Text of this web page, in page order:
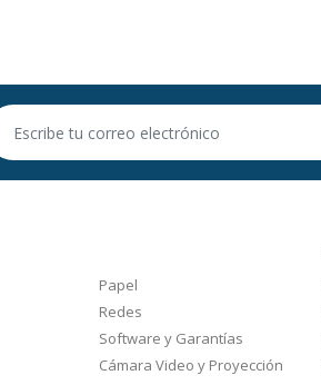
Papel
Redes
Software y Garantías
Cámara Video y Proyección